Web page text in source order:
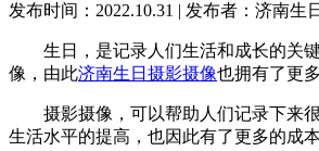
发布时间：2022.10.31 | 发布者：济南生
生日，是记录人们生活和成长的关键
像，由此济南生日摄影摄像也拥有了更
摄影摄像，可以帮助人们记录下来很
生活水平的提高，也因此有了更多的成